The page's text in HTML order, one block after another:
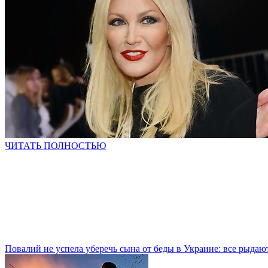
ЧИТАТЬ ПОЛНОСТЬЮ
Повалий не успела уберечь сына от беды в Украине: все